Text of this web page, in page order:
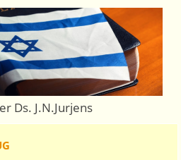
Ds. J.N.Jurjens